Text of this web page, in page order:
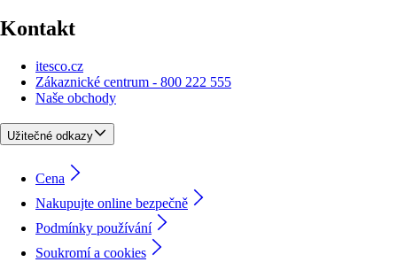
Kontakt
itesco.cz
Zákaznické centrum - 800 222 555
Naše obchody
Užitečné odkazy
Cena
Nakupujte online bezpečně
Podmínky používání
Soukromí a cookies